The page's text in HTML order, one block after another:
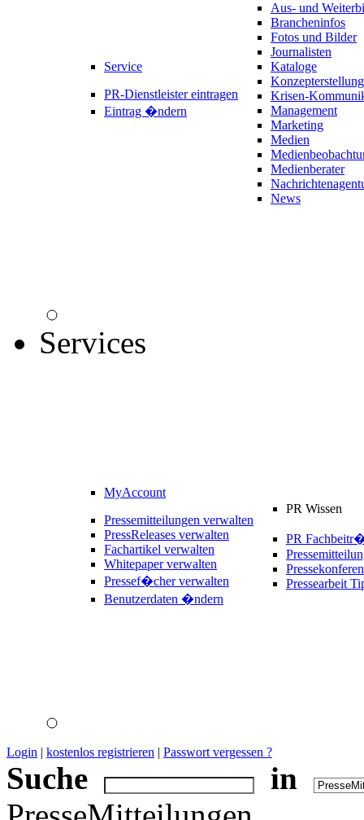
Service
PR-Dienstleister eintragen
Eintrag �ndern
Aus- und
Brancheninfos
Fotos und Bilder
Journalisten
Kataloge
Konzepterstellung
Krisen-
Management
Marketing
Medien
Medienberater
News
Services
MyAccount
Pressemitteilungen verwalten
PressReleases verwalten
Fachartikel verwalten
Whitepaper verwalten
Pressef�cher verwalten
Benutzerdaten �ndern
PR Wissen
PR
Pressearbeit
Login | kostenlos registrieren | Passwort vergessen ?
Suche
in